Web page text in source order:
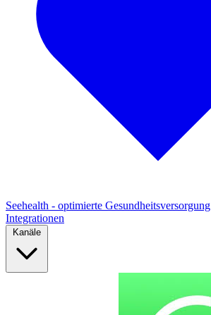
Seehealth - optimierte Gesundheitsversorgung
Integrationen
Kanäle